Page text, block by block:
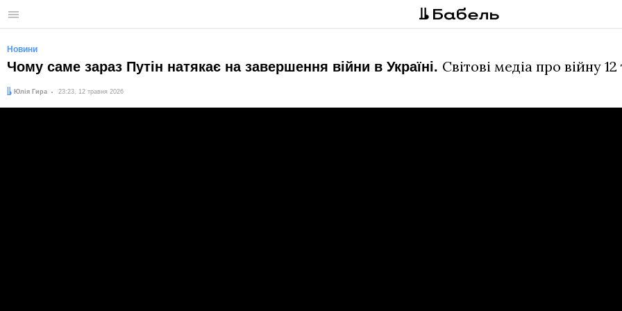
Меню
Новини
Чому саме зараз Путін натякає на завершення війни в Україні. Світові медіа про війну
Автор:
Юлія Гира
Дата: 23:23, 12 травня 2026